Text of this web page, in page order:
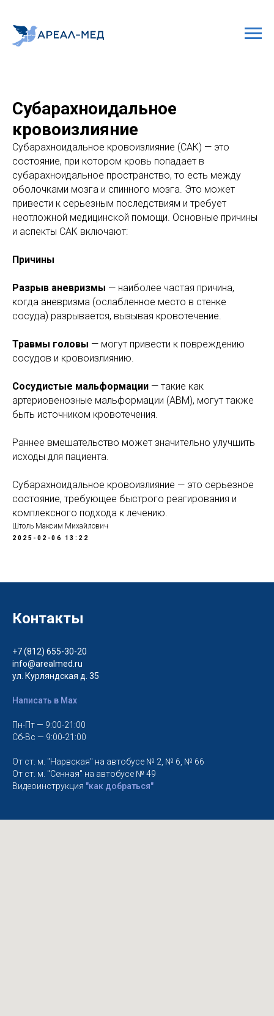
Субарахноидальное
кровоизлияние
Субарахноидальное кровоизлияние (САК) — это
состояние, при котором кровь попадает в
субарахноидальное пространство, то есть между
оболочками мозга и спинного мозга. Это может
привести к серьезным последствиям и требует
неотложной медицинской помощи. Основные причины
и аспекты САК включают:
Причины
Разрыв аневризмы — наиболее частая причина,
когда аневризма (ослабленное место в стенке
сосуда) разрывается, вызывая кровотечение.
Травмы головы — могут привести к повреждению
сосудов и кровоизлиянию.
Сосудистые мальформации — такие как
артериовенозные мальформации (АВМ), могут также
быть источником кровотечения.
Раннее вмешательство может значительно улучшить
исходы для пациента.
Субарахноидальное кровоизлияние — это серьезное
состояние, требующее быстрого реагирования и
комплексного подхода к лечению.
Штоль Максим Михайлович
2025-02-06 13:22
Контакты
+7 (812) 655-30-20
info@arealmed.ru
ул. Курляндская д. 35
Написать в Max
Пн-Пт — 9:00-21:00
Сб-Вс — 9:00-21:00
От ст. м. "Нарвская" на автобусе № 2, № 6, № 66
От ст. м. "Сенная" на автобусе № 49
Видеоинструкция "как добраться"